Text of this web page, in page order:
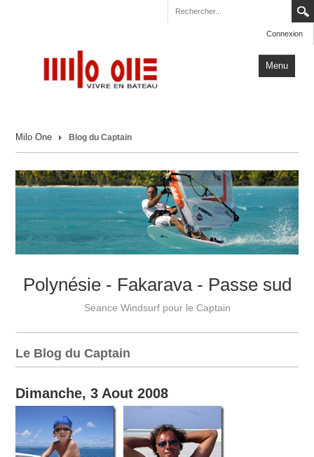
Connexion
Menu
Carnets de Voyage
Actualités
Plus
Milo One Blog du Captain
Polynésie - Fakarava - Passe sud
Séance Windsurf pour le Captain
Le Blog du Captain
Dimanche, 3 Aout 2008